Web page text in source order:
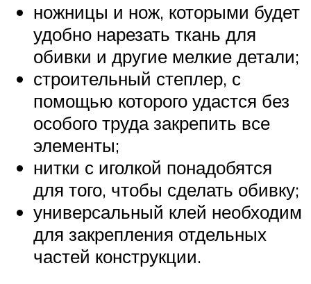
ножницы и нож, которыми будет
удобно нарезать ткань для
обивки и другие мелкие детали;
строительный степлер, с
помощью которого удастся без
особого труда закрепить все
элементы;
нитки с иголкой понадобятся
для того, чтобы сделать обивку;
универсальный клей необходим
для закрепления отдельных
частей конструкции.